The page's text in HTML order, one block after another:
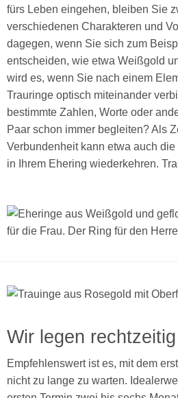
fürs Leben eingehen, bleiben Sie
verschiedenen Charakteren und
dagegen, wenn Sie sich zum
entscheiden, wie etwa Weißgold
wird es, wenn Sie nach einem
Trauringe optisch miteinander
bestimmte Zahlen, Worte oder
Paar schon immer begleiten? Als
Verbundenheit kann etwa auch
in Ihrem Ehering wiederkehren.
Wir legen
Empfehlenswert ist es, mit dem
nicht zu lange zu warten.